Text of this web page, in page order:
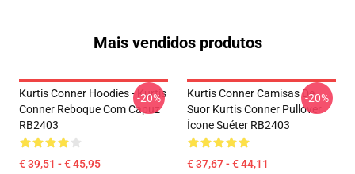
Mais vendidos produtos
Kurtis Conner Hoodies - Kurtis
Conner Reboque Com Capuz
RB2403
€ 39,51 - € 45,95
-20%
Kurtis Conner Camisas De
Suor Kurtis Conner Pullover
Ícone Suéter RB2403
€ 37,67 - € 44,11
-20%